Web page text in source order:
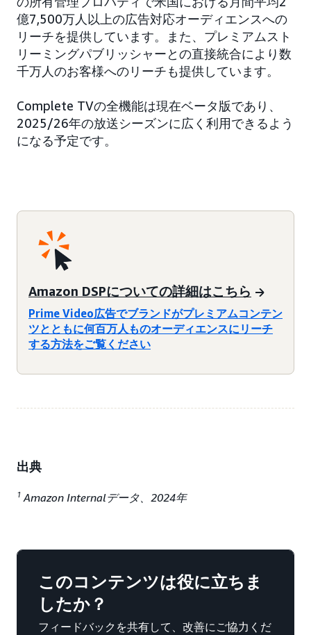
億7,500万人以上の広告対応オーディエンスへの
リーチを提供しています。また、プレミアムスト
リーミングパブリッシャーとの直接統合により数
千万人のお客様へのリーチも提供しています。
Complete TVの全機能は現在ベータ版であり、
2025/26年の放送シーズンに広く利用できるよう
になる予定です。
Amazon DSPについての詳細はこちら
Prime Video広告でブランドがプレミアムコンテン
ツとともに何百万人ものオーディエンスにリーチ
する方法をご覧ください
出典
1 Amazon Internalデータ、2024年
このコンテンツは役に立ちま
したか？
フィードバックを共有して、改善にご協力くだ